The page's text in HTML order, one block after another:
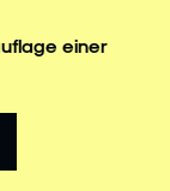
einer